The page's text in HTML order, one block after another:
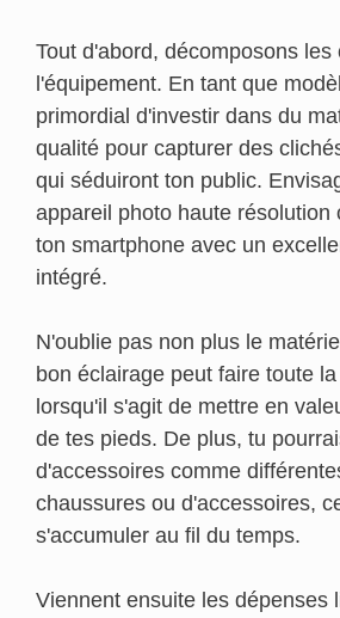
Tout d'abord, décomposons les
l'équipement. En tant que
primordial d'investir dans du
qualité pour capturer des
qui séduiront ton public.
appareil photo haute résolution
ton smartphone avec un
intégré.
N'oublie pas non plus le
bon éclairage peut faire toute
lorsqu'il s'agit de mettre en
de tes pieds. De plus, tu
d'accessoires comme
chaussures ou d'accessoires,
s'accumuler au fil du temps.
Viennent ensuite les dépenses